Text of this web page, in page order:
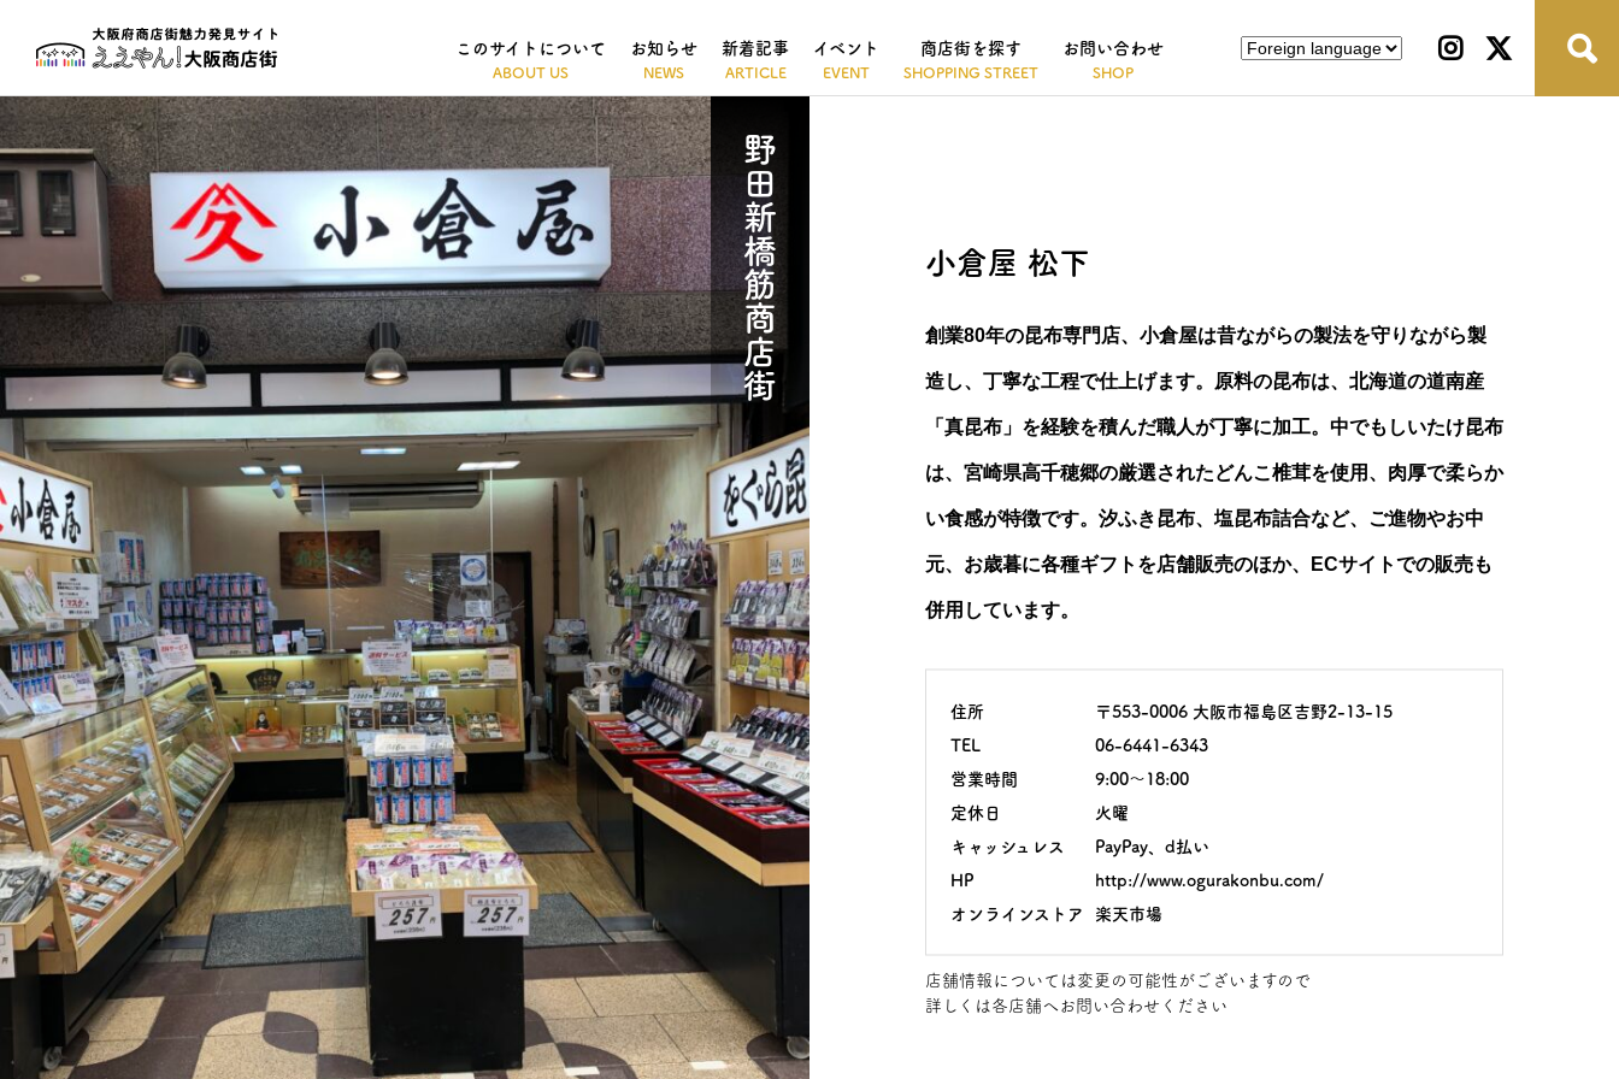
このサイトについて お知らせ 新着記事 イベント 商店街を探す お問い合わせ
野田新橋筋商店街 小倉屋 松下
創業80年の昆布専門店、小倉屋は昔ながらの製法を守りながら製
造し、丁寧な工程で仕上げます。原料の昆布は、北海道の道南産
「真昆布」を経験を積んだ職人が丁寧に加工。中でもしいたけ昆布
は、宮崎県高千穂郷の厳選されたどんこ椎茸を使用、肉厚で柔らか
い食感が特徴です。汐ふき昆布、塩昆布詰合など、ご進物やお中
元、お歳暮に各種ギフトを店舗販売のほか、ECサイトでの販売も
併用しています。
住所
〒553-0006 大阪市福島区吉野2-13-15
TEL
06-6441-6343
営業時間
9:00〜18:00
定休日
火曜
キャッシュレス
PayPay、d払い
HP
http://www.ogurakonbu.com/
オンラインストア
楽天市場
店舗情報については変更の可能性がございますので
詳しくは各店舗へお問い合わせください